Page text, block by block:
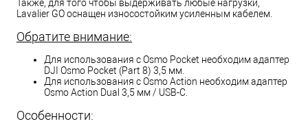
Также, для того чтобы выдерживать любые нагрузки,
Lavalier GO оснащен износостойким усиленным кабелем.
Обратите внимание:
Для использования с Osmo Pocket необходим адаптер
DJI Osmo Pocket (Part 8) 3,5 мм.
Для использования с Osmo Action необходим адаптер
Osmo Action Dual 3,5 мм / USB-C.
Особенности: